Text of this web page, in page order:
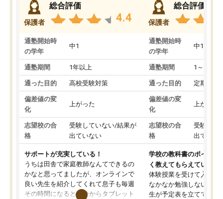
保護者
総合評価
4.4
通塾開始時
の学年
中1
通塾期間 1年以上
通った目的 高校受験対策
偏差値の変
化
上がった
志望校の合
格
受験していない/結果が
出ていない
サポートが充実している！
うちは田舎で家庭教師なんてできるの
かなと思ってましたが、オンラインで
良い先生を紹介してくれて息子も毎週
その時間になると自分からタブレット
保護者
総合評価
通塾開始時
の学年
中1
通塾期間 1～3ヵ月
通った目的 定期テス
偏差値の変
化
上がった
志望校の合
格
受験して
出ていな
学校の教科書のポイント
く教えてもらえている
体験授業を受けて入塾し
なかなか勉強しない息子
生が予定表を立ててくれ